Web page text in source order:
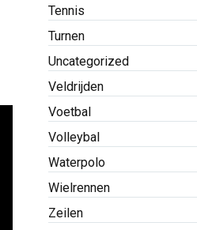
Tennis
Turnen
Uncategorized
Veldrijden
Voetbal
Volleybal
Waterpolo
Wielrennen
Zeilen